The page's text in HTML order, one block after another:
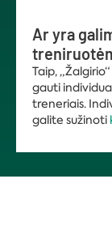
Ar yra
Taip,
gauti
treneriais.
galite sužinoti